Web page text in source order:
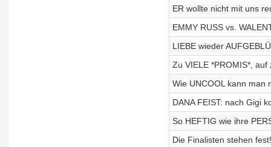
ER wollte nicht mit uns
EMMY RUSS vs.
LIEBE wieder
Zu VIELE *PROMIS*,
Wie UNCOOL kann man
DANA FEIST: nach Gigi
So HEFTIG wie ihre
Die Finalisten stehen